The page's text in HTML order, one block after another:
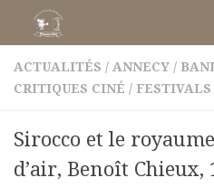
Skip to content
ACTUALITÉS / ANNECY /
CRITIQUES CINÉ / FESTIVALS
Sirocco et le
d’air, Benoît Chieux,